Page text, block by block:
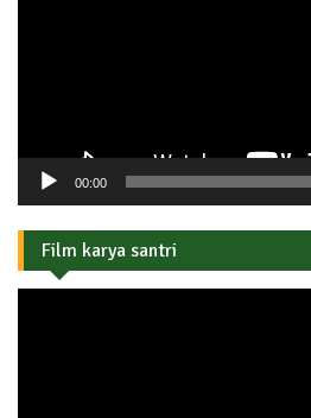
00:00
Film karya santri